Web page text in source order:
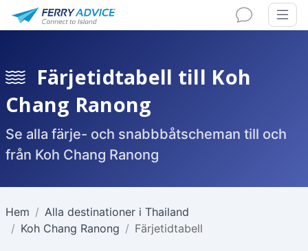
Färjetidtabell till Koh
Chang Ranong
Se alla färje- och snabbbåtscheman till och
från Koh Chang Ranong
Hem
Alla destinationer i Thailand
Koh Chang Ranong
Färjetidtabell